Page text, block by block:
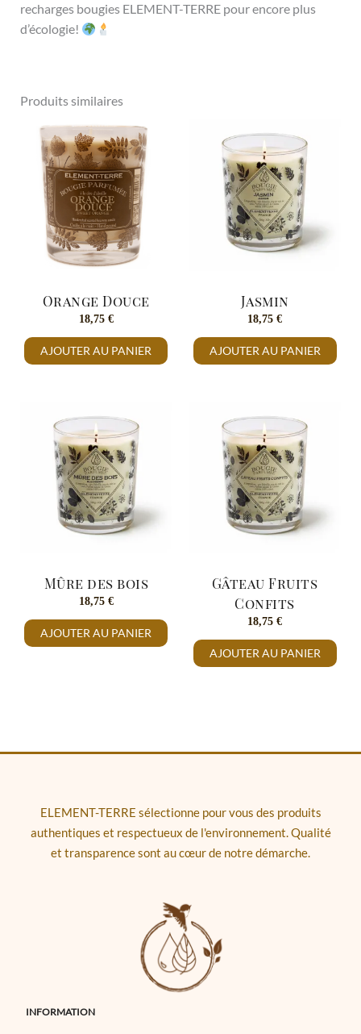
recharges bougies ELEMENT-TERRE pour encore plus
d’écologie!
Produits similaires
Orange Douce
18,75 €
AJOUTER AU PANIER
Jasmin
18,75€
AJOUTER AU PANIER
Mûre des bois
18,75 €
AJOUTER AU PANIER
Gâteau Fruits
Confits
18,75€
AJOUTER AU PANIER
ELEMENT-TERRE sélectionne pour vous des produits
authentiques et respectueux de l'environnement. Qualité
et transparence sont au cœur de notre démarche.
INFORMATION